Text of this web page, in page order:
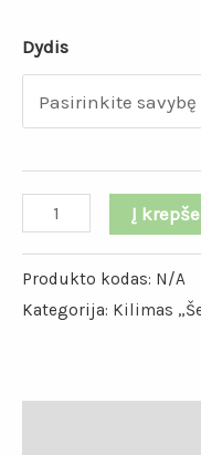
Dydis
Į
Produkto kodas: N/A
Kategorija: Kilimas